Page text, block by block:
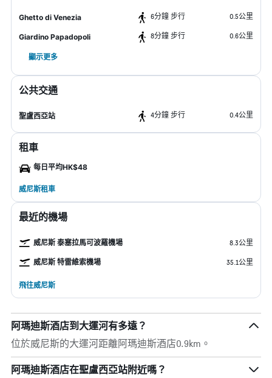
Ghetto di Venezia 6分鐘 步行 0.5公里
Giardino Papadopoli 8分鐘 步行 0.6公里
顯示更多
公共交通
聖盧西亞站 4分鐘 步行 0.4公里
租車
每日平均HK$48
威尼斯租車
最近的機場
威尼斯 泰塞拉馬可波羅機場 8.3公里
威尼斯 特雷維索機場 35.1公里
飛往威尼斯
阿瑪迪斯酒店到大運河有多遠？
位於威尼斯的大運河距離阿瑪迪斯酒店0.9km。
阿瑪迪斯酒店在聖盧西亞站附近嗎？